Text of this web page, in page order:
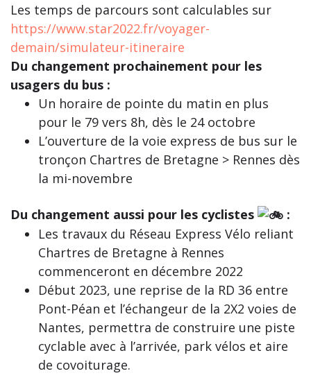
Les temps de parcours sont calculables sur
https://www.star2022.fr/voyager-
demain/simulateur-itineraire
Du changement prochainement pour les
usagers du bus :
Un horaire de pointe du matin en plus
pour le 79 vers 8h, dès le 24 octobre
L’ouverture de la voie express de bus sur le
tronçon Chartres de Bretagne > Rennes dès
la mi-novembre
Du changement aussi pour les cyclistes
:
Les travaux du Réseau Express Vélo reliant
Chartres de Bretagne à Rennes
commenceront en décembre 2022
Début 2023, une reprise de la RD 36 entre
Pont-Péan et l’échangeur de la 2X2 voies de
Nantes, permettra de construire une piste
cyclable avec à l’arrivée, park vélos et aire
de covoiturage.